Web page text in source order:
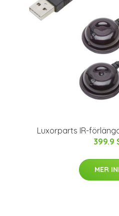
Luxorparts IR-
399.9
MER